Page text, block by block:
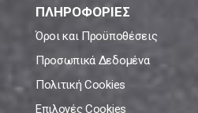
ΠΛΗΡΟΦΟΡΙΕΣ
Όροι και Προϋποθέσεις
Προσωπικά Δεδομένα
Πολιτική Cookies
Επιλογές Cookies